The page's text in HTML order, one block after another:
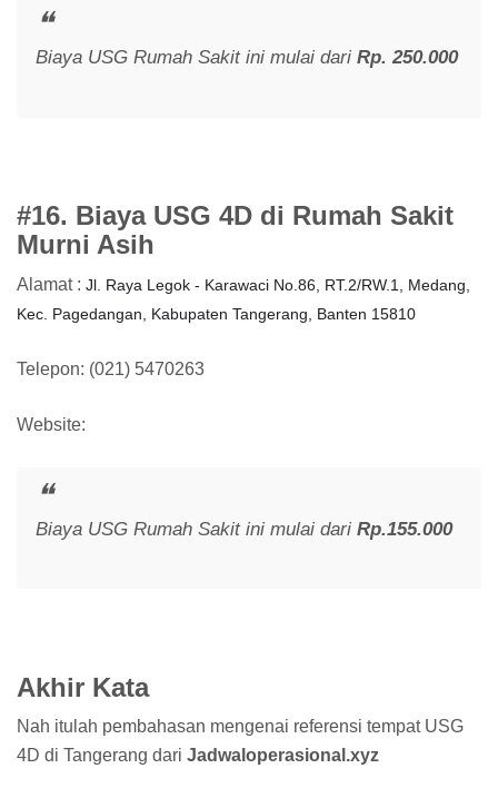
Biaya USG Rumah Sakit ini mulai dari Rp. 250.000
#16. Biaya USG 4D di Rumah Sakit
Murni Asih
Alamat : Jl. Raya Legok - Karawaci No.86, RT.2/RW.1, Medang,
Kec. Pagedangan, Kabupaten Tangerang, Banten 15810
Telepon: (021) 5470263
Website:
Biaya USG Rumah Sakit ini mulai dari Rp.155.000
Akhir Kata
Nah itulah pembahasan mengenai referensi tempat USG
4D di Tangerang dari Jadwaloperasional.xyz